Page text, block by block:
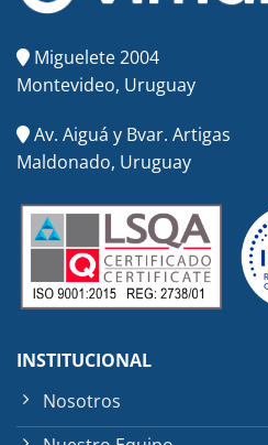
Miguelete 2004
Montevideo, Uruguay
Av. Aiguá y Bvar. Artigas
Maldonado, Uruguay
INSTITUCIONAL
Nosotros